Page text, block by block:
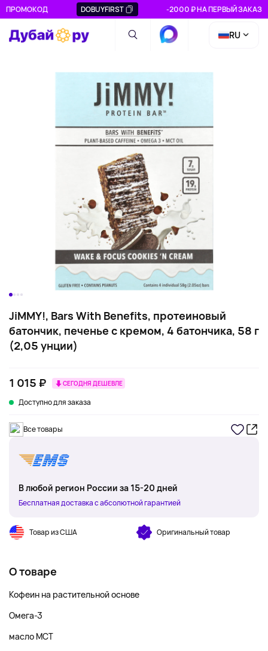
ПРОМОКОД DOBUYFIRST -2000 ₽ НА ПЕРВЫЙ ЗАКАЗ
RU
JiMMY!, Bars With Benefits, протеиновый
батончик, печенье с кремом, 4 батончика, 58 г
(2,05 унции)
1 015 ₽ СЕГОДНЯ ДЕШЕВЛЕ
Доступно для заказа
Все товары
В любой регион России за 15-20 дней
Бесплатная доставка с абсолютной гарантией
Товар из США Оригинальный товар
О товаре
Кофеин на растительной основе
Омега-3
масло MCT